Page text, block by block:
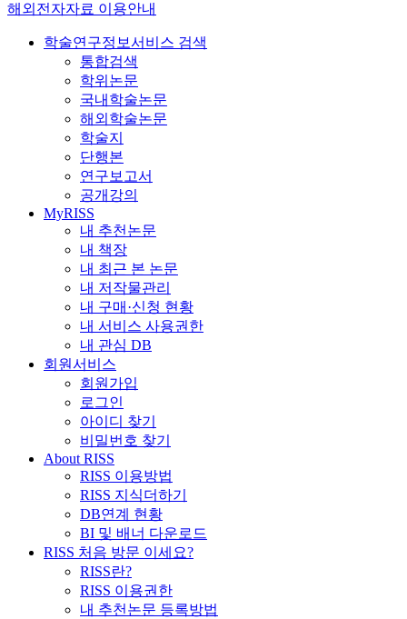
해외전자자료 이용안내
학술연구정보서비스 검색
통합검색
학위논문
국내학술논문
해외학술논문
학술지
단행본
연구보고서
공개강의
MyRISS
내 추천논문
내 책장
내 최근 본 논문
내 저작물관리
내 구매·신청 현황
내 서비스 사용권한
내 관심 DB
회원서비스
회원가입
로그인
아이디 찾기
비밀번호 찾기
About RISS
RISS 이용방법
RISS 지식더하기
DB연계 현황
BI 및 배너 다운로드
RISS 처음 방문 이세요?
RISS란?
RISS 이용권한
내 추천논문 등록방법